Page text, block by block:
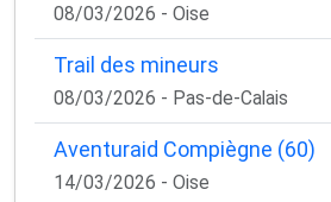
08/03/2026 - Oise
Trail des mineurs
08/03/2026 - Pas-de-Calais
Aventuraid Compiègne (60)
14/03/2026 - Oise